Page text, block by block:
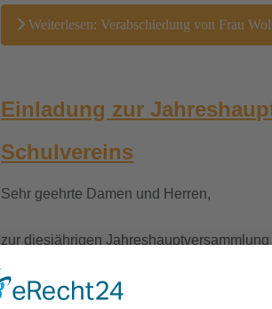
Weiterlesen: Verabschiedung von Frau
Einladung zur
Schulvereins
Sehr geehrte Damen und Herren,
zur diesjährigen
Gymnasiums lade ich Sie herzlich ein.